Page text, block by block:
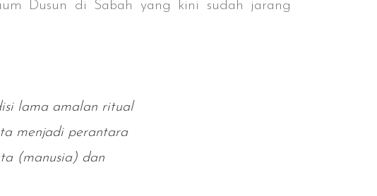
Dusun di Sabah yang kini sudah jarang
lama amalan ritual
menjadi perantara
(manusia) dan